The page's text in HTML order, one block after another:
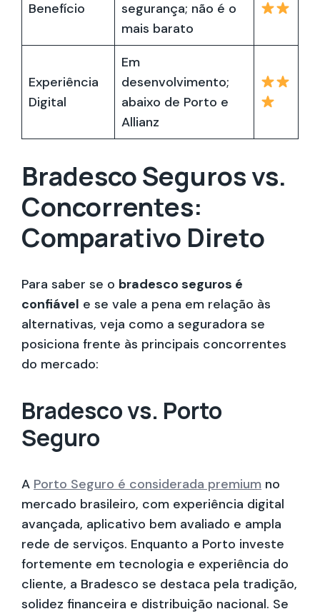
Benefício
segurança; não é o
mais barato
Experiência
Digital
Em
desenvolvimento;
abaixo de Porto e
Allianz
Bradesco Seguros vs.
Concorrentes:
Comparativo Direto
Para saber se o bradesco seguros é
confiável e se vale a pena em relação às
alternativas, veja como a seguradora se
posiciona frente às principais concorrentes
do mercado:
Bradesco vs. Porto
Seguro
A Porto Seguro é considerada premium no
mercado brasileiro, com experiência digital
avançada, aplicativo bem avaliado e ampla
rede de serviços. Enquanto a Porto investe
fortemente em tecnologia e experiência do
cliente, a Bradesco se destaca pela tradição,
solidez financeira e distribuição nacional. Se